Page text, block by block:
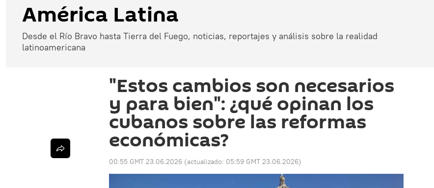
América Latina
Desde el Río Bravo hasta Tierra del Fuego, noticias, reportajes y análisis sobre la realidad
latinoamericana
"Estos cambios son necesarios
y para bien": ¿qué opinan los
cubanos sobre las reformas
económicas?
00:55 GMT 23.06.2026 (actualizado: 05:59 GMT 23.06.2026)